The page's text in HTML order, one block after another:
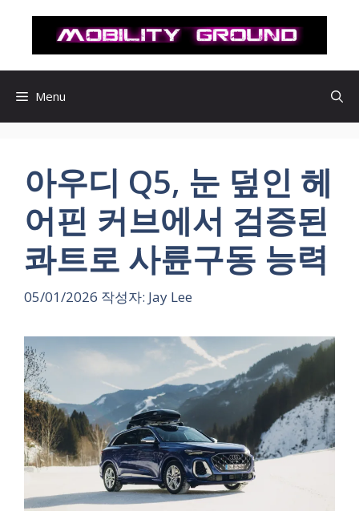
로
Menu
아우디 Q5, 눈 덮인 헤
어핀 커브에서 검증된
콰트로 사륜구동 능력
05/01/2026 작성자: Jay Lee